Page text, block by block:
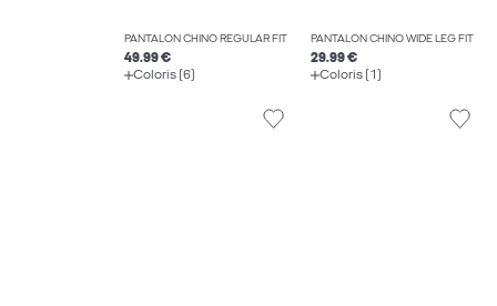
PANTALON CHINO REGULAR FIT
49.99 €
Coloris (6)
PANTALON CHINO WIDE LEG FIT
29.99 €
Coloris (1)